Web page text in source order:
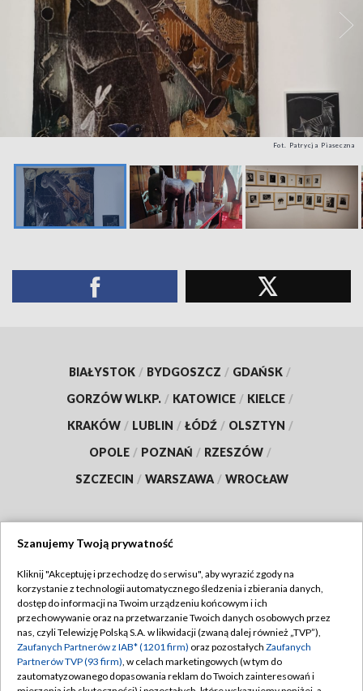
Fot. Patrycja Piaseczna
BIAŁYSTOK / BYDGOSZCZ / GDAŃSK /
GORZÓW WLKP. / KATOWICE / KIELCE /
KRAKÓW / LUBLIN / ŁÓDŹ / OLSZTYN /
OPOLE / POZNAŃ / RZESZÓW /
SZCZECIN / WARSZAWA / WROCŁAW
TVP
Abonament TVP
Emisja w TVP
Centrum informacji TVP
Regulamin TVP
Polityka prywatności
Moje zgody
Szanujemy Twoją prywatność
Kliknij "Akceptuję i przechodzę do serwisu", aby wyrazić zgody na
korzystanie z technologii automatycznego śledzenia i zbierania danych,
dostęp do informacji na Twoim urządzeniu końcowym i ich
przechowywanie oraz na przetwarzanie Twoich danych osobowych przez
nas, czyli Telewizję Polską S.A. w likwidacji (zwaną dalej również „TVP”),
Zaufanych Partnerów z IAB* (1201 firm) oraz pozostałych Zaufanych
Partnerów TVP (93 firm), w celach marketingowych (w tym do
zautomatyzowanego dopasowania reklam do Twoich zainteresowań i